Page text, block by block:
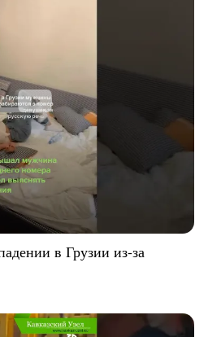
в Грузии из-за